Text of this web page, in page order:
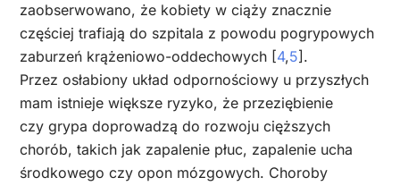
zaobserwowano, że kobiety w ciąży znacznie
częściej trafiają do szpitala z powodu pogrypowych
zaburzeń krążeniowo-oddechowych [4,5].
Przez osłabiony układ odpornościowy u przyszłych
mam istnieje większe ryzyko, że przeziębienie
czy grypa doprowadzą do rozwoju cięższych
chorób, takich jak zapalenie płuc, zapalenie ucha
środkowego czy opon mózgowych. Choroby